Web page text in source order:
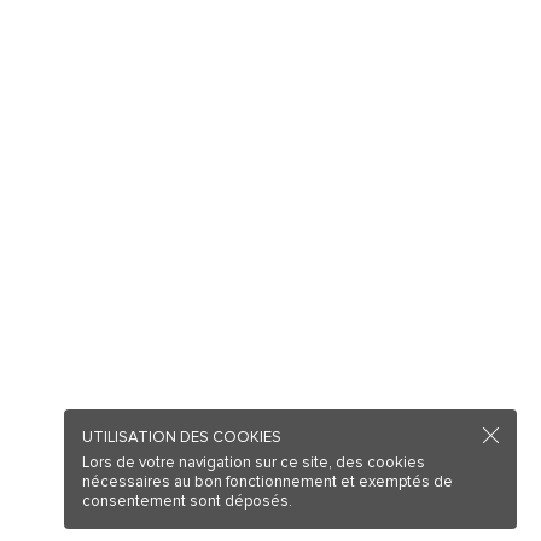
UTILISATION DES COOKIES
Lors de votre navigation sur ce site, des cookies
nécessaires au bon fonctionnement et exemptés de
consentement sont déposés.